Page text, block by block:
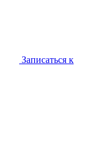
Записаться к